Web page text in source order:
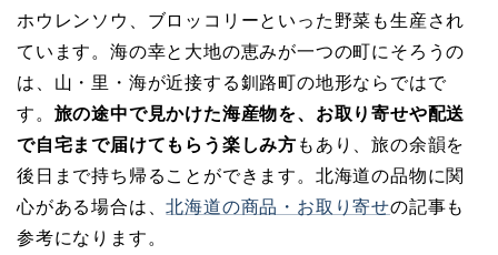
ホウレンソウ、ブロッコリーといった野菜も生産され
ています。海の幸と大地の恵みが一つの町にそろうの
は、山・里・海が近接する釧路町の地形ならではで
す。 旅の途中で見かけた海産物を、お取り寄せや配送
で自宅まで届けてもらう楽しみ方 もあり、旅の余韻を
後日まで持ち帰ることができます。北海道の品物に関
心がある場合は、北海道の商品・お取り寄せの記事も
参考になります。